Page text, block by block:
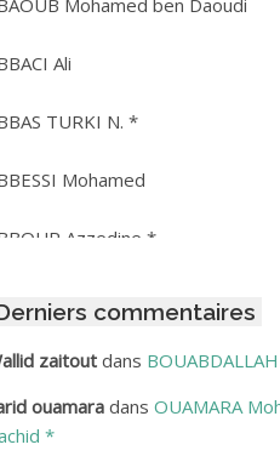
Ali
TURKI N. *
Mohamed
Azzedine *
Amar
Hamid
Mohamed
commentaires
zaitoutdans
ouamaradans OUAMARA
*